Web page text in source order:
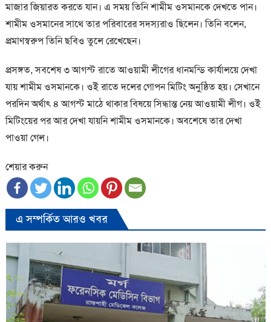
মাজার জিয়ারত করতে যান। এ সময় তিনি শামীম ওসমানকে দেখতে পান।
শামীম ওসমানের সাথে তার পরিবারের সদস্যরাও ছিলেন। তিনি বলেন,
প্রমাণস্বরুপ তিনি ছবিও তুলে রেখেছেন।
প্রসঙ্গত, সবশেষ ৩ আগস্ট রাতে আওয়ামী লীগের ধানমন্ডি কার্যালয়ে দেখা
যায় শামীম ওসমানকে। ওই রাতে দলের গোপন মিটিং অনুষ্ঠিত হয়। সেখানে
পরদিন অর্থাৎ ৪ আগস্ট মাঠে থাকার বিষয়ে সিন্ধান্ত নেয় আওয়ামী লীগ। ওই
মিটিংয়ের পর আর দেখা যায়নি শামীম ওসমানকে। অবশেষে তার দেখা
পাওয়া গেল।
শেয়ার করুন
এ সম্পর্কিত আরও খবর